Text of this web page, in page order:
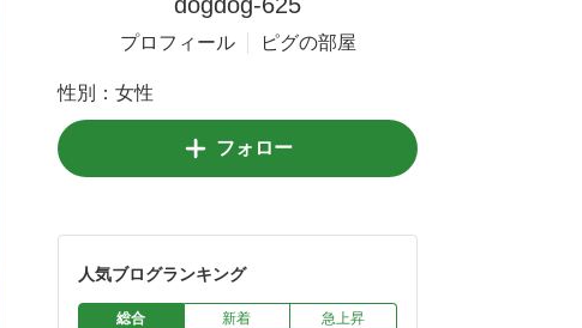
プロフィール ピグの部屋
性別： 女性
フォロー
人気ブログランキング
総合 新着 急上昇